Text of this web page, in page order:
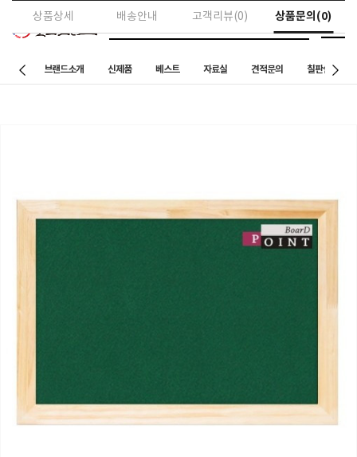
브랜드소개 신제품 베스트 자료실 견적문의 칠판설치 사례
상품상세 배송안내 고객리뷰(0) 상품문의(0)